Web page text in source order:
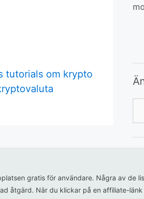
tutorials om krypto
gratis för användare. Några av de
åtgärd. När du klickar på en affiliate-